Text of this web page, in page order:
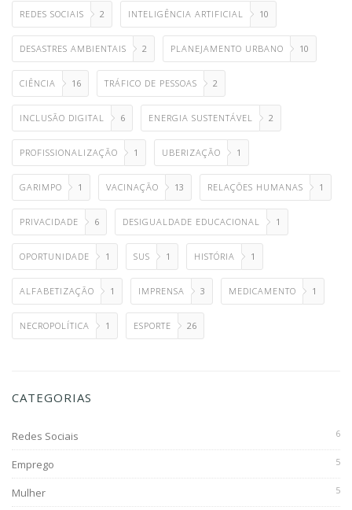
REDES SOCIAIS 2 INTELIGÊNCIA ARTIFICIAL 10
DESASTRES AMBIENTAIS 2 PLANEJAMENTO URBANO 10
CIÊNCIA 16 TRÁFICO DE PESSOAS 2
INCLUSÃO DIGITAL 6 ENERGIA SUSTENTÁVEL 2
PROFISSIONALIZAÇÃO 1 UBERIZAÇÃO 1
GARIMPO 1 VACINAÇÃO 13 RELAÇÕES HUMANAS 1
PRIVACIDADE 6 DESIGUALDADE EDUCACIONAL 1
OPORTUNIDADE 1 SUS 1 HISTÓRIA 1
ALFABETIZAÇÃO 1 IMPRENSA 3 MEDICAMENTO 1
NECROPOLÍTICA 1 ESPORTE 26
CATEGORIAS
Redes Sociais 6
Emprego 5
Mulher 5